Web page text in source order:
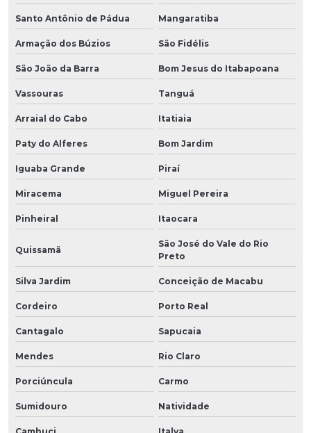
Santo Antônio de Pádua Mangaratiba
Armação dos Búzios São Fidélis
São João da Barra Bom Jesus do Itabapoana
Vassouras Tanguá
Arraial do Cabo Itatiaia
Paty do Alferes Bom Jardim
Iguaba Grande Piraí
Miracema Miguel Pereira
Pinheiral Itaocara
Quissamã
São José do Vale do Rio
Preto
Silva Jardim Conceição de Macabu
Cordeiro Porto Real
Cantagalo Sapucaia
Mendes Rio Claro
Porciúncula Carmo
Sumidouro Natividade